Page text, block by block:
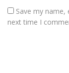
Save my
next time I